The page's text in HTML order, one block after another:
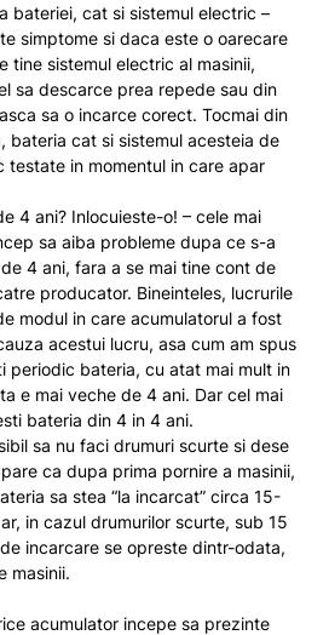
bateriei, cat si sistemul electric –
simptome si daca este o oarecare
tine sistemul electric al masinii,
sa descarce prea repede sau din
sa o incarce corect. Tocmai din
bateria cat si sistemul acesteia de
in momentul in care apar
4 ani? Inlocuieste-o! – cele mai
sa aiba probleme dupa ce s-a
4 ani, fara a se mai tine cont de
producator. Bineinteles, lucrurile
modul in care acumulatorul a fost
acestui lucru, asa cum am spus
periodic bateria, cu atat mai mult in
e mai veche de 4 ani. Dar cel mai
bateria din 4 in 4 ani.
sa nu faci drumuri scurte si dese
ca dupa prima pornire a masinii,
sa stea “la incarcat” circa 15-
in cazul drumurilor scurte, sub 15
incarcare se opreste dintr-odata,
masinii.
acumulator incepe sa prezinte